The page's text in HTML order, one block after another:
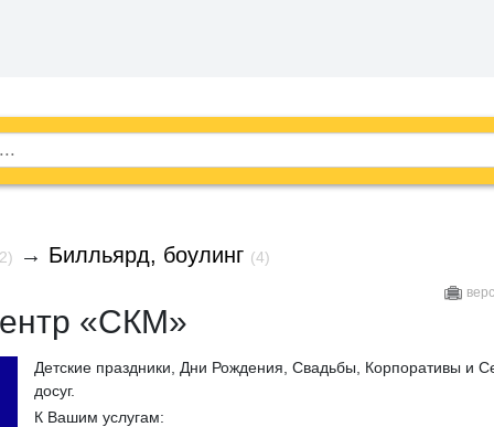
→ Билльярд, боулинг (4)
«СКМ»
Детские праздники, Дни Рождения, Свадьбы, Корпоративы и
досуг.
К Вашим услугам: